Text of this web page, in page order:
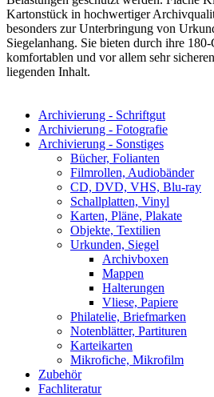
Kartonstück in hochwertiger
besonders zur Unterbringung von
Siegelanhang. Sie bieten durch ihre
komfortablen und vor allem sehr
liegenden Inhalt.
Archivierung - Schriftgut
Archivierung - Fotografie
Archivierung - Sonstiges
Bücher, Folianten
Filmrollen, Audiobänder
CD, DVD, VHS, Blu-ray
Schallplatten, Vinyl
Karten, Pläne, Plakate
Objekte, Textilien
Urkunden, Siegel
Archivboxen
Mappen
Halterungen
Vliese, Papiere
Philatelie, Briefmarken
Notenblätter, Partituren
Karteikarten
Mikrofiche, Mikrofilm
Zubehör
Fachliteratur